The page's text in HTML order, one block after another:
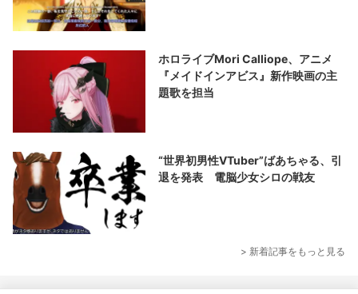
ホロライブMori Calliope、アニメ
『メイドインアビス』新作映画の主
題歌を担当
“世界初男性VTuber”ばあちゃる、引
退を発表 電脳少女シロの戦友
> 新着記事をもっと見る